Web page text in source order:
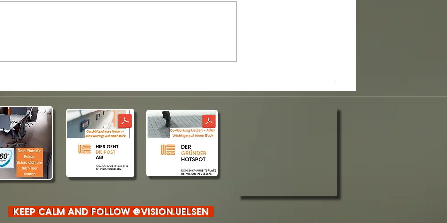
Arbeitsplatzmobilität und
in schulischen Einrichtungen.
KEEP CALM AND FOLLOW @VISION.UELSEN